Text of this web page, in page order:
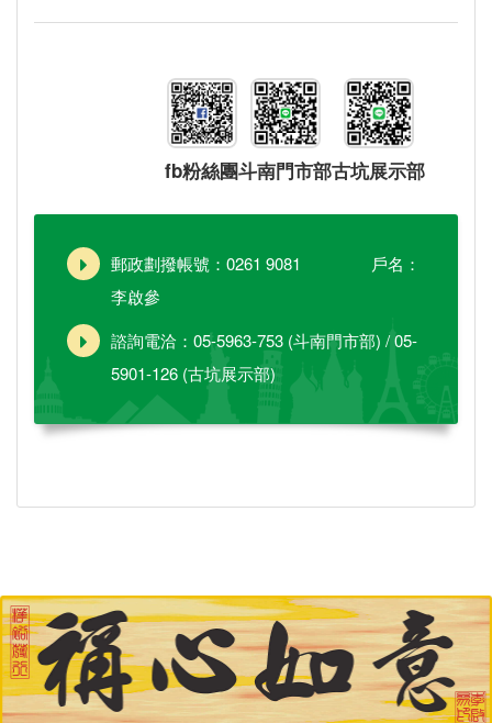
fb粉絲團斗南門市部古坑展示部
郵政劃撥帳號：0261 9081 戶名：
李啟參
諮詢電洽：05-5963-753 (斗南門市部) / 05-
5901-126 (古坑展示部)